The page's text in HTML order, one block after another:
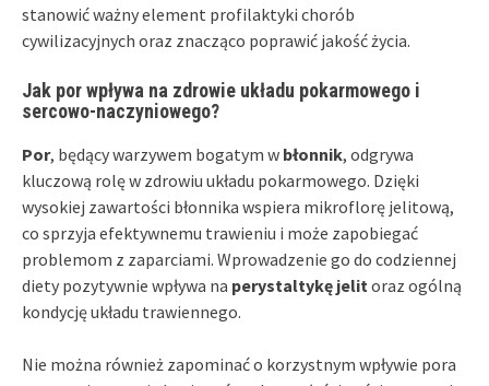
stanowić ważny element profilaktyki chorób
cywilizacyjnych oraz znacząco poprawić jakość życia.
Jak por wpływa na zdrowie układu pokarmowego i
sercowo-naczyniowego?
Por, będący warzywem bogatym w błonnik, odgrywa
kluczową rolę w zdrowiu układu pokarmowego. Dzięki
wysokiej zawartości błonnika wspiera mikroflorę jelitową,
co sprzyja efektywnemu trawieniu i może zapobiegać
problemom z zaparciami. Wprowadzenie go do codziennej
diety pozytywnie wpływa na perystaltykę jelit oraz ogólną
kondycję układu trawiennego.
Nie można również zapominać o korzystnym wpływie pora